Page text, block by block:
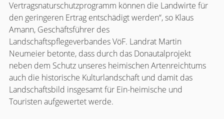
Vertragsnaturschutzprogramm können die Landwirte für
den geringeren Ertrag entschädigt werden“, so Klaus
Amann, Geschäftsführer des
Landschaftspflegeverbandes VöF. Landrat Martin
Neumeier betonte, dass durch das Donautalprojekt
neben dem Schutz unseres heimischen Artenreichtums
auch die historische Kulturlandschaft und damit das
Landschaftsbild insgesamt für Ein-heimische und
Touristen aufgewertet werde.